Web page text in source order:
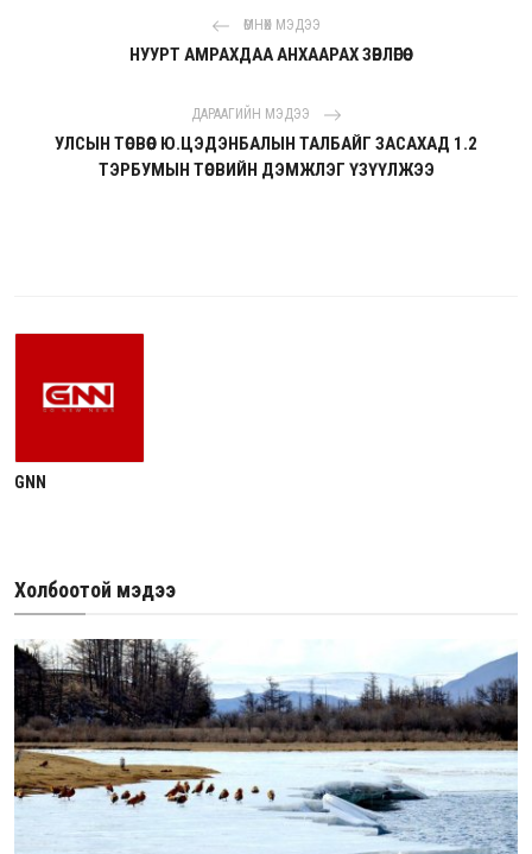
ӨМНӨХ МЭДЭЭ
НУУРТ АМРАХДАА АНХААРАХ ЗӨВЛӨГӨӨ
ДАРААГИЙН МЭДЭЭ
УЛСЫН ТӨСВӨӨС Ю.ЦЭДЭНБАЛЫН ТАЛБАЙГ ЗАСАХАД 1.2
ТЭРБУМЫН ТӨСВИЙН ДЭМЖЛЭГ ҮЗҮҮЛЖЭЭ
GNN
Холбоотой мэдээ